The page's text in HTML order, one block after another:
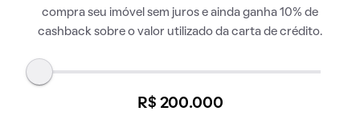
compra seu imóvel sem juros e ainda ganha 10% de
cashback sobre o valor utilizado da carta de crédito.
R$ 200.000